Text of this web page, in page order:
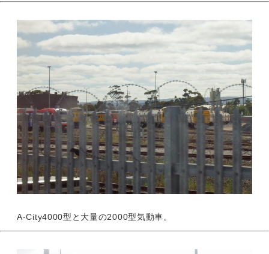
A-City4000型と大量の2000型気動車。